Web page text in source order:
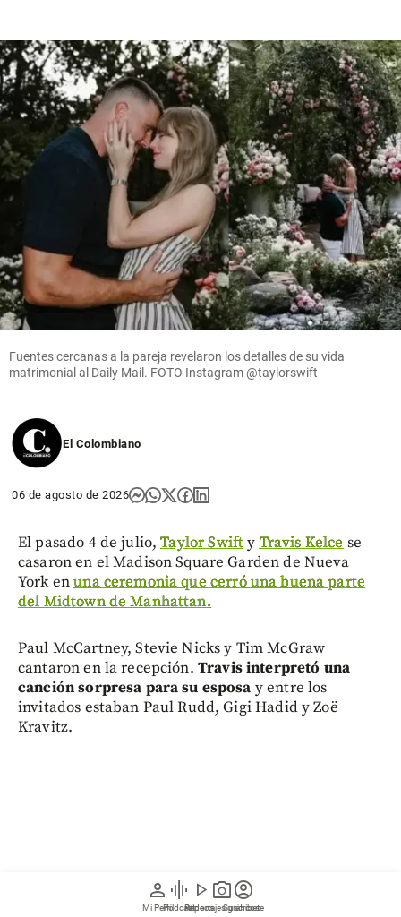
person
Mi Perfil
graphic_eq
Pódcast
play_arrow
Videos
photo_camera
Reportajes gráficos
account_circle
Suscríbete
Fuentes cercanas a la pareja revelaron los detalles de su vida
matrimonial al Daily Mail. FOTO Instagram @taylorswift
El Colombiano
06 de agosto de 2026
El pasado 4 de julio,Taylor Swifty Travis Kelce se
casaron en el Madison Square Garden de Nueva
York enuna ceremonia que cerró una buena parte
del Midtown de Manhattan.
Paul McCartney, Stevie Nicks y Tim McGraw
cantaron en la recepción. Travis interpretó una
canción sorpresa para su esposa y entre los
invitados estaban Paul Rudd, Gigi Hadid y Zoë
Kravitz.